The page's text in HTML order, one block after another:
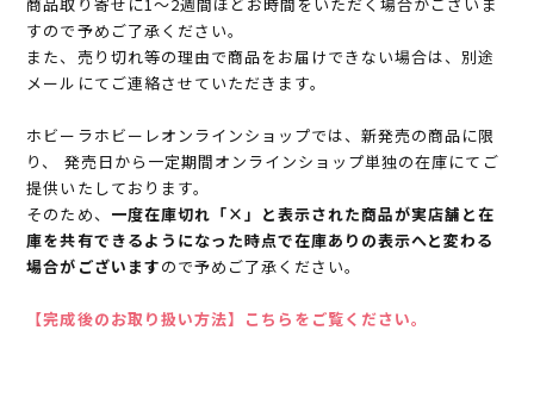
すので予めご了承ください。
また、売り切れ等の理由で商品をお届けできない場合は、別途
メールにてご連絡させていただきます。
ホビーラホビーレオンラインショップでは、新発売の商品に限
り、 発売日から一定期間オンラインショップ単独の在庫にてご
提供いたしております。
そのため、 一度在庫切れ「×」と表示された商品が実店舗と在
庫を共有できるようになった時点で在庫ありの表示へと変わる
場合がございますので予めご了承ください。
【完成後のお取り扱い方法】こちらをご覧ください。